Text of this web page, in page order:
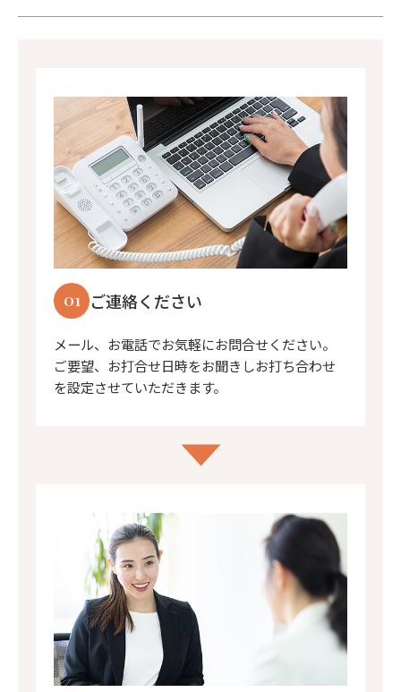
01 ご連絡ください
メール、お電話でお気軽にお問合せください。
ご要望、お打合せ日時をお聞きしお打ち合わせ
を設定させていただきます。